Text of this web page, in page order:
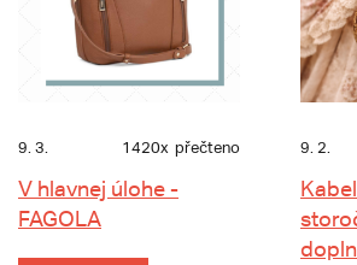
9. 3. 1420x přečteno
V hlavnej úlohe -
FAGOLA
9. 2.